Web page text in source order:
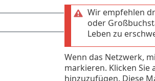
Wir empfehlen
oder
Leben zu
Wenn das Netzwerk,
markieren. Klicken Sie
hinzuzufügen. Diese